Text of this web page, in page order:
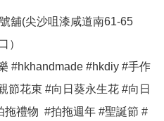
舖(尖沙咀漆咸道南61-65
）
#hkhandmade #hkdiy #手作
節花束 #向日葵永生花 #向日
禮物  #拍拖週年 #聖誕節 #